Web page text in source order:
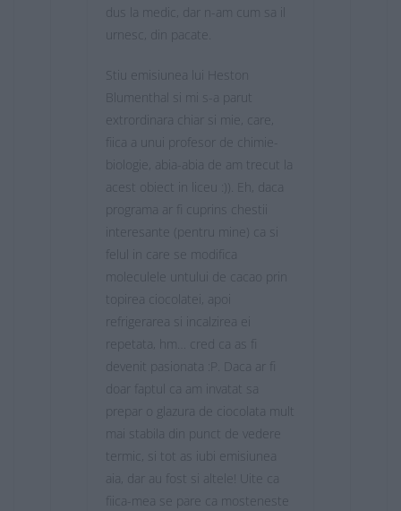
dus la medic, dar n-am cum sa il
urnesc, din pacate.
Stiu emisiunea lui Heston
Blumenthal si mi s-a parut
extrordinara chiar si mie, care,
fiica a unui profesor de chimie-
biologie, abia-abia de am trecut la
acest obiect in liceu :)). Eh, daca
programa ar fi cuprins chestii
interesante (pentru mine) ca si
felul in care se modifica
moleculele untului de cacao prin
topirea ciocolatei, apoi
refrigerarea si incalzirea ei
repetata, hm… cred ca as fi
devenit pasionata :P. Daca ar fi
doar faptul ca am invatat sa
prepar o glazura de ciocolata mult
mai stabila din punct de vedere
termic, si tot as iubi emisiunea
aia, dar au fost si altele! Uite ca
fiica-mea se pare ca mosteneste